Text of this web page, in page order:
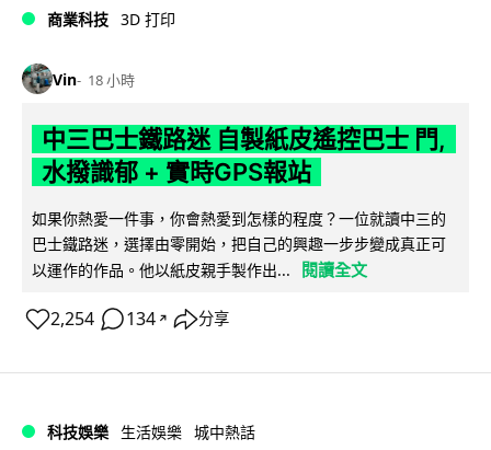
商業科技 3D 打印
Vin 18 小時
中三巴士鐵路迷 自製紙皮遙控巴士 門,
水撥識郁 + 實時GPS報站
如果你熱愛一件事，你會熱愛到怎樣的程度？一位就讀中三的
巴士鐵路迷，選擇由零開始，把自己的興趣一步步變成真正可
以運作的作品。他以紙皮親手製作出...
閱讀全文
2,254 134 ↗ 分享
科技娛樂 生活娛樂 城中熱話